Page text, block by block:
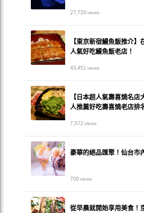
27,720views
【東京新宿鰻魚飯推介
人氣好吃鰻魚飯老店！
43,451 views
【日本超人氣壽喜燒名
人推薦好吃壽喜燒老店排
7,572views
豪華的絕品匯聚！仙台市
700views
從早晨就開始享用美食！